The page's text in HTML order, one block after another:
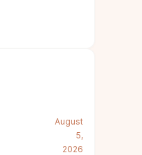
August
5,
2026